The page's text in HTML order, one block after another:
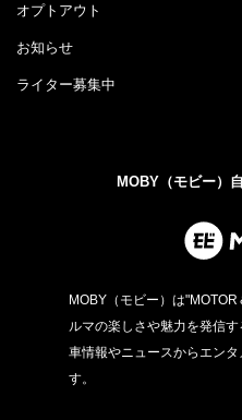
オプトアウト
お知らせ
ライター募集中
MOBY（モビー）
MOBY（モビー）は
ルマの楽しさや魅力を発信
車情報やニュースからエン
す。